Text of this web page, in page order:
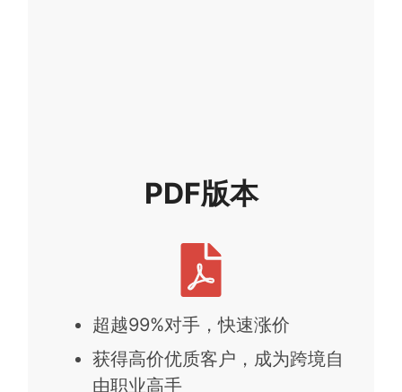
PDF版本
超越99%对手，快速涨价
获得高价优质客户，成为跨境自
由职业高手